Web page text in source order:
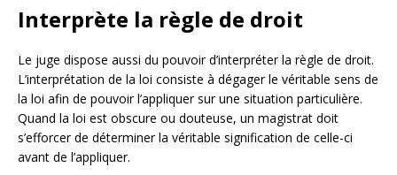
Interprète la règle de droit
Le juge dispose aussi du pouvoir d’interpréter la règle de droit.
L’interprétation de la loi consiste à dégager le véritable sens de
la loi afin de pouvoir l’appliquer sur une situation particulière.
Quand la loi est obscure ou douteuse, un magistrat doit
s’efforcer de déterminer la véritable signification de celle-ci
avant de l’appliquer.